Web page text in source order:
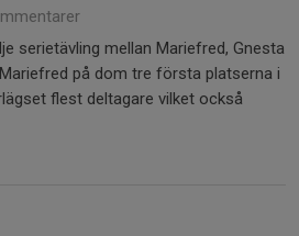
serietävling mellan Mariefred, Gnesta
på dom tre första platserna i
flest deltagare vilket också